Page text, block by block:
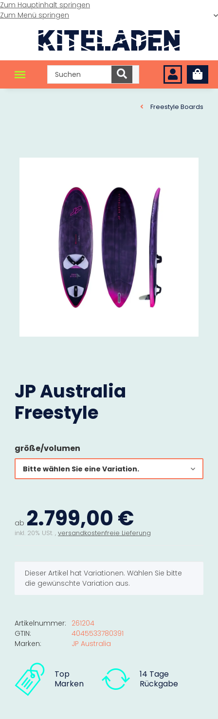
Zum Hauptinhalt springen
Zum Menü springen
Freestyle Boards
JP Australia
Freestyle
größe/volumen
Bitte wählen Sie eine Variation.
ab 2.799,00 €
inkl. 20% USt. , versandkostenfreie Lieferung
xDieser Artikel hat Variationen. Wählen Sie bitte
die gewünschte Variation aus.
Artikelnummer:
261204
GTIN:
4045533780391
Marken:
JP Australia
Top
Marken
14 Tage
Rückgabe